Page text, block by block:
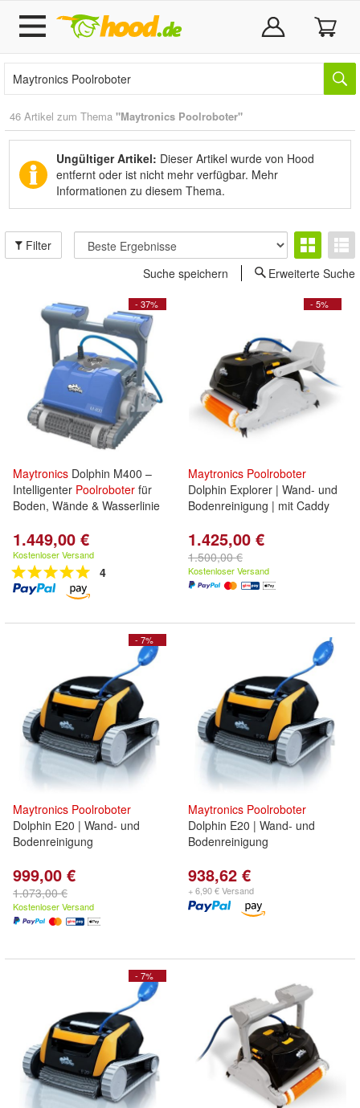
46 Artikel zum Thema "Maytronics Poolroboter"
Ungültiger Artikel: Dieser Artikel wurde von Hood
entfernt oder ist nicht mehr verfügbar. Mehr
Informationen zu diesem Thema.
Filter
Suche speichern
Erweiterte Suche
- 37%
Maytronics Dolphin M400 –
Intelligenter Poolroboter für
Boden, Wände & Wasserlinie
1.449,00 €
Kostenloser Versand
4
- 5%
Maytronics Poolroboter
Dolphin Explorer | Wand- und
Bodenreinigung | mit Caddy
1.425,00 €
1.500,00 €
Kostenloser Versand
- 7%
Maytronics Poolroboter
Dolphin E20 | Wand- und
Bodenreinigung
999,00 €
1.073,00 €
Kostenloser Versand
Maytronics Poolroboter
Dolphin E20 | Wand- und
Bodenreinigung
938,62 €
+ 6,90 € Versand
- 7%